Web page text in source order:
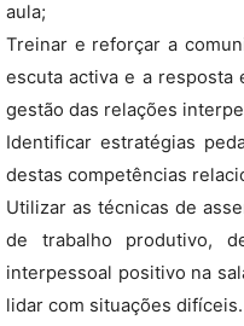
aula;
Treinar e reforçar a
escuta activa e a resposta
gestão das relações
Identificar estratégias
destas competências
Utilizar as técnicas de
de trabalho produtivo,
interpessoal positivo na
lidar com situações difíceis.